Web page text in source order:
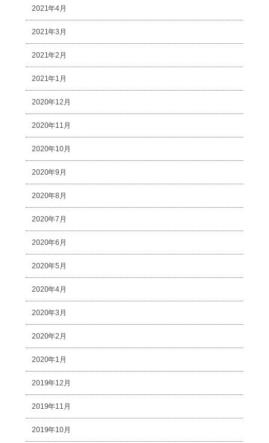
2021年4月
2021年3月
2021年2月
2021年1月
2020年12月
2020年11月
2020年10月
2020年9月
2020年8月
2020年7月
2020年6月
2020年5月
2020年4月
2020年3月
2020年2月
2020年1月
2019年12月
2019年11月
2019年10月